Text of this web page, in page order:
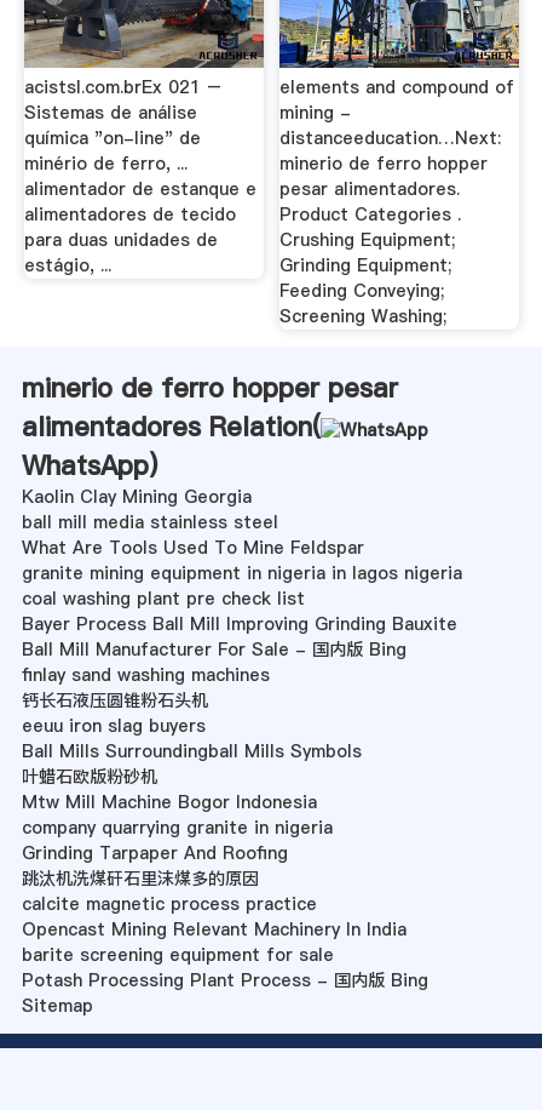
acistsl.com.brEx 021 –
Sistemas de análise
química "on-line" de
minério de ferro, ...
alimentador de estanque e
alimentadores de tecido
para duas unidades de
estágio, ...
elements and compound of
mining -
distanceeducation…Next:
minerio de ferro hopper
pesar alimentadores.
Product Categories .
Crushing Equipment;
Grinding Equipment;
Feeding Conveying;
Screening Washing;
minerio de ferro hopper pesar
alimentadores Relation(
WhatsApp)
Kaolin Clay Mining Georgia
ball mill media stainless steel
What Are Tools Used To Mine Feldspar
granite mining equipment in nigeria in lagos nigeria
coal washing plant pre check list
Bayer Process Ball Mill Improving Grinding Bauxite
Ball Mill Manufacturer For Sale - 国内版 Bing
finlay sand washing machines
钙长石液压圆锥粉石头机
eeuu iron slag buyers
Ball Mills Surroundingball Mills Symbols
叶蜡石欧版粉砂机
Mtw Mill Machine Bogor Indonesia
company quarrying granite in nigeria
Grinding Tarpaper And Roofing
跳汰机洗煤矸石里沫煤多的原因
calcite magnetic process practice
Opencast Mining Relevant Machinery In India
barite screening equipment for sale
Potash Processing Plant Process - 国内版 Bing
Sitemap